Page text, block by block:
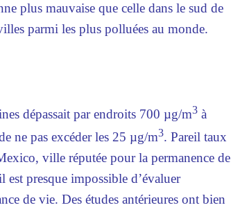
plus mauvaise que celle dans le sud de
parmi les plus polluées au monde.
dépassait par endroits 700 µg/m3 à
ne pas excéder les 25 µg/m3. Pareil taux
ville réputée pour la permanence de
presque impossible d’évaluer
de vie. Des études antérieures ont bien